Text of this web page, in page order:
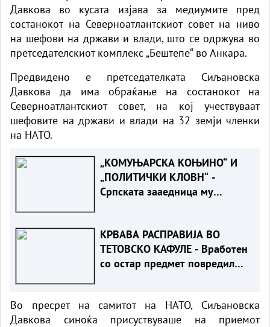
Давкова во кусата изјава за медиумите пред
состанокот на Северноатлантскиот совет на ниво
на шефови на држави и влади, што се одржува во
претседателскиот комплекс „Бештепе“ во Анкара.
Предвидено е претседателката Сиљановска
Давкова да има обраќање на состанокот на
Северноатлантскиот совет, на кој учествуваат
шефовите на држави и влади на 32 земји членки
на НАТО.
„КОМУЊАРСКА КОЊИНО“ И
„ПОЛИТИЧКИ КЛОВН“ -
Српската зааедница му
КРВАВА РАСПРАВИЈА ВО
ТЕТОВСКО КАФУЛЕ - Вработен
со остар предмет повредил
Во пресрет на самитот на НАТО, Сиљановска
Давкова синоќа присуствуваше на приемот